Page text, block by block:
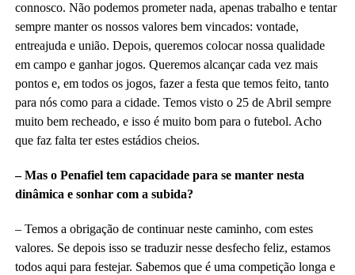
connosco. Não podemos prometer nada, apenas trabalho e tentar
sempre manter os nossos valores bem vincados: vontade,
entreajuda e união. Depois, queremos colocar nossa qualidade
em campo e ganhar jogos. Queremos alcançar cada vez mais
pontos e, em todos os jogos, fazer a festa que temos feito, tanto
para nós como para a cidade. Temos visto o 25 de Abril sempre
muito bem recheado, e isso é muito bom para o futebol. Acho
que faz falta ter estes estádios cheios.
– Mas o Penafiel tem capacidade para se manter nesta
dinâmica e sonhar com a subida?
– Temos a obrigação de continuar neste caminho, com estes
valores. Se depois isso se traduzir nesse desfecho feliz, estamos
todos aqui para festejar. Sabemos que é uma competição longa e